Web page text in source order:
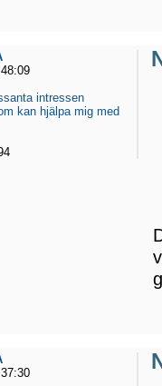
intressen
kan hjälpa mig med